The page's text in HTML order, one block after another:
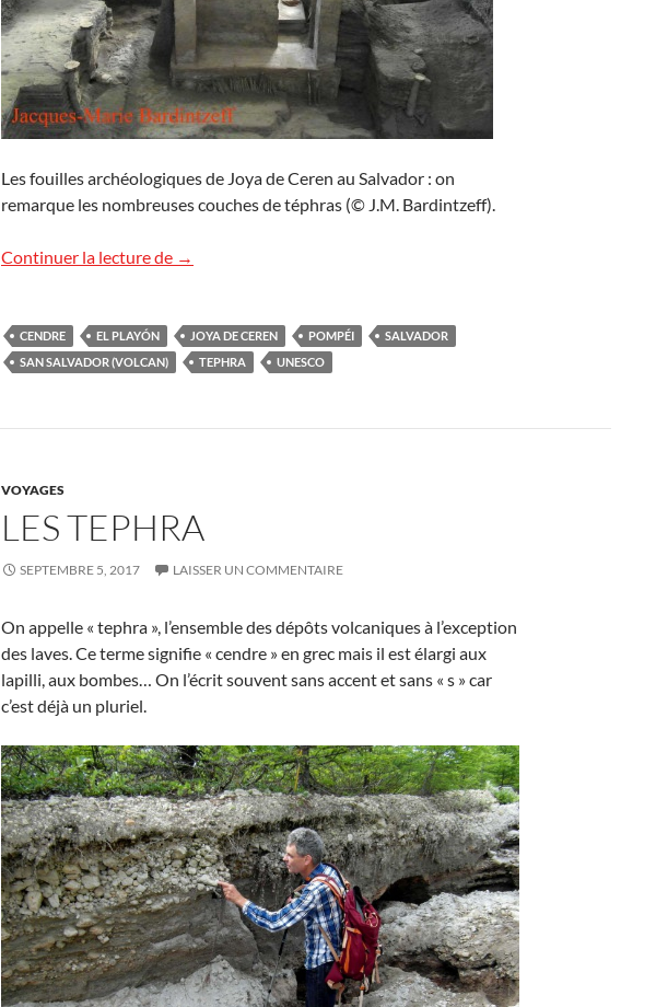
Les fouilles archéologiques de Joya de Ceren au Salvador : on
remarque les nombreuses couches de téphras (© J.M. Bardintzeff).
Continuer la lecture de Joya de Ceren, la Pompéi du Salvador
→
CENDRE EL PLAYÓN JOYA DE CEREN POMPÉI
SALVADOR
SAN SALVADOR (VOLCAN)
TEPHRA UNESCO
VOYAGES
LES TEPHRA
SEPTEMBRE 5, 2017 LAISSER UN COMMENTAIRE
On appelle « tephra », l’ensemble des dépôts volcaniques à l’exception
des laves. Ce terme signifie « cendre » en grec mais il est élargi aux
lapilli, aux bombes… On l’écrit souvent sans accent et sans « s » car
c’est déjà un pluriel.